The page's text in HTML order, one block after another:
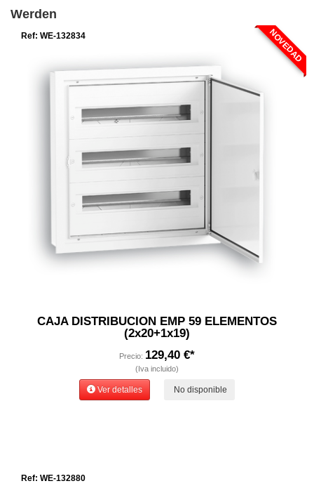
Werden
NOVEDAD
Ref: WE-132834
CAJA DISTRIBUCION EMP 59 ELEMENTOS
(2x20+1x19)
Precio: 129,40 €*
(Iva incluido)
Ver detalles No disponible
Ref: WE-132880